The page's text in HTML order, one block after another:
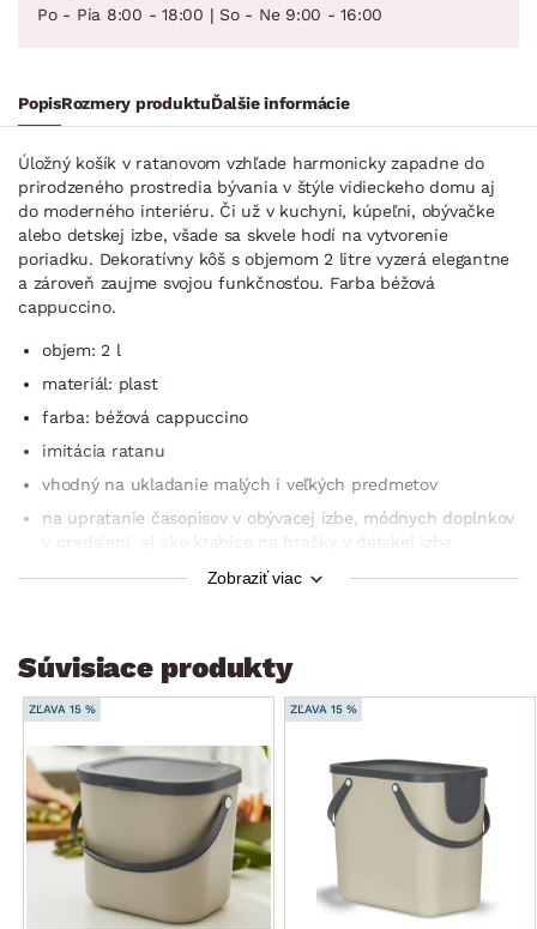
Po - Pia 8:00 - 18:00 | So - Ne 9:00 - 16:00
PopisRozmery produktuĎalšie informácie
Úložný košík v ratanovom vzhľade harmonicky zapadne do
prirodzeného prostredia bývania v štýle vidieckeho domu aj
do moderného interiéru. Či už v kuchyni, kúpeľni, obývačke
alebo detskej izbe, všade sa skvele hodí na vytvorenie
poriadku. Dekoratívny kôš s objemom 2 litre vyzerá elegantne
a zároveň zaujme svojou funkčnosťou. Farba béžová
cappuccino.
objem: 2 l
materiál: plast
farba: béžová cappuccino
imitácia ratanu
vhodný na ukladanie malých i veľkých predmetov
na upratanie časopisov v obývacej izbe, módnych doplnkov
v predsieni, aj ako krabice na hračky v detskej izbe
odolné proti vlhkosti: možno použiť aj v kúpeľni
ľahké prenášanie
dekoratívny aj praktický bytový doplnok
ľahké čistenie, v prípade potreby je možné umyť aj
v umývačke
štýl: vidiecky, moderný
rozmer: 13,7×9,8×18,3 cm
Zobraziť viac
Súvisiace produkty
ZĽAVA 15 % ZĽAVA 15 %